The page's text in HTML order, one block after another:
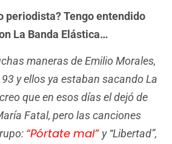
periodista? Tengo entendido
La Banda Elástica…
maneras de Emilio Morales,
y ellos ya estaban sacando La
que en esos días el dejó de
Fatal, pero las canciones
“Pórtate mal” y “Libertad”,